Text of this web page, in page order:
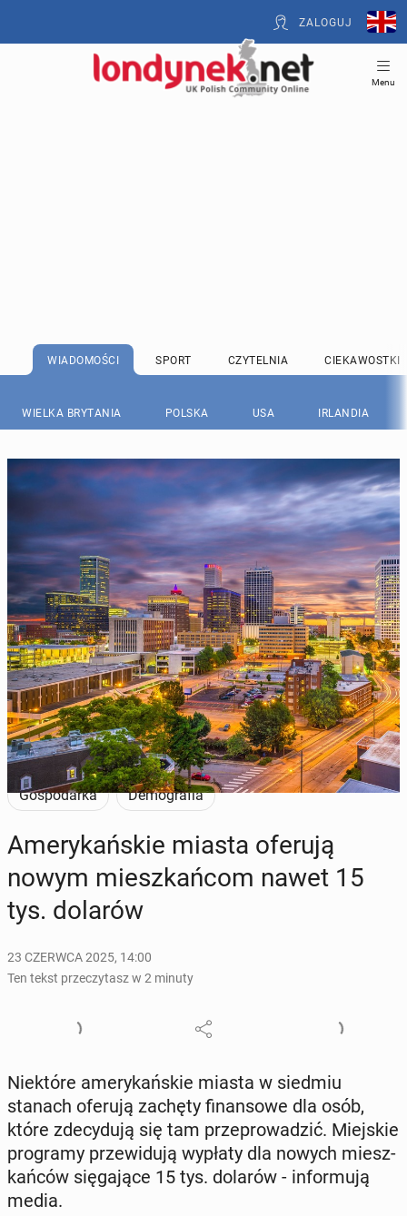
ZALOGUJ
Menu
WIADOMOŚCI SPORT CZYTELNIA CIEKAWOSTKI
WIELKA BRYTANIA POLSKA USA IRLANDIA
Tulsa w Oklahomie chce przyciągnąć do siebie nowych mieszkańców.
(Fot. Getty Images)
Gospodarka Demografia
Ame­ry­kań­skie miasta oferują
nowym miesz­kań­com nawet 15
tys. dolarów
23 CZERWCA 2025, 14:00
Ten tekst przeczytasz w 2 minuty
Nie­któ­re ame­ry­kań­skie miasta w siedmiu
stanach oferują zachęty fi­nan­so­we dla osób,
które zde­cy­du­ją się tam prze­pro­wa­dzić. Miej­skie
pro­gra­my prze­wi­du­ją wypłaty dla nowych miesz­
kań­ców się­ga­ją­ce 15 tys. dolarów - in­for­mu­ją
media.